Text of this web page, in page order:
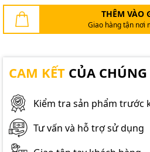
THÊM VÀO
Giao hàng tận nơi
CAM KẾT CỦA
Kiểm tra sản phẩm trước
Tư vấn và hỗ trợ sử dụng